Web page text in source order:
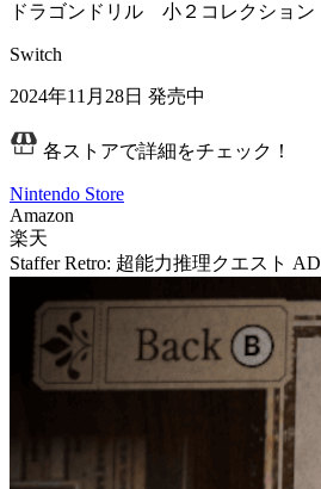
ドラゴンドリル 小２コレクション
Switch
2024年11月28日 発売中
各ストアで詳細をチェック！
Nintendo Store
Amazon
楽天
Staffer Retro: 超能力推理クエスト AD